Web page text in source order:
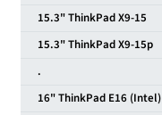
15.3" ThinkPad X9-15
15.3" ThinkPad X9-15p
.
16" ThinkPad E16 (Intel)